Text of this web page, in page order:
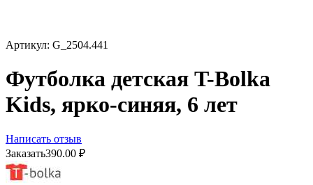
Артикул: G_2504.441
Футболка детская T-Bolka
Kids, ярко-синяя, 6 лет
Написать отзыв
Заказать390.00 ₽